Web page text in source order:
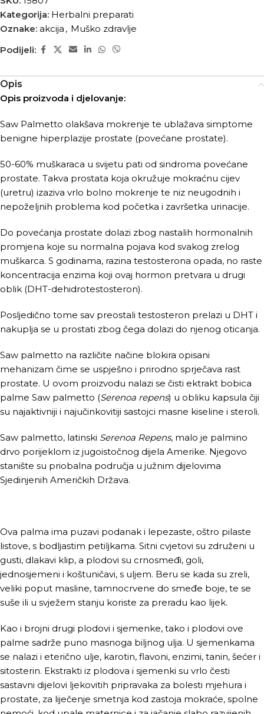
Kategorija: Herbalni preparati
Oznake: akcija , Muško zdravlje
Podijeli:
Opis
Opis proizvoda i djelovanje:
Saw Palmetto olakšava mokrenje te ublažava simptome
benigne hiperplazije prostate (povećane prostate).
50-60% muškaraca u svijetu pati od sindroma povećane
prostate. Takva prostata koja okružuje mokraćnu cijev
(uretru) izaziva vrlo bolno mokrenje te niz neugodnih i
nepoželjnih problema kod početka i završetka urinacije.
Do povećanja prostate dolazi zbog nastalih hormonalnih
promjena koje su normalna pojava kod svakog zrelog
muškarca. S godinama, razina testosterona opada, no raste
koncentracija enzima koji ovaj hormon pretvara u drugi
oblik (DHT-dehidrotestosteron).
Posljedično tome sav preostali testosteron prelazi u DHT i
nakuplja se u prostati zbog čega dolazi do njenog oticanja.
Saw palmetto na različite načine blokira opisani
mehanizam čime se uspješno i prirodno sprječava rast
prostate. U ovom proizvodu nalazi se čisti ektrakt bobica
palme Saw palmetto (Serenoa repens) u obliku kapsula čiji
su najaktivniji i najučinkovitiji sastojci masne kiseline i steroli.
Saw palmetto, latinski Serenoa Repens, malo je palmino
drvo porijeklom iz jugoistočnog dijela Amerike. Njegovo
stanište su priobalna područja u južnim dijelovima
Sjedinjenih Američkih Država.
Ova palma ima puzavi podanak i lepezaste, oštro pilaste
listove, s bodljastim petiljkama. Sitni cvjetovi su združeni u
gusti, dlakavi klip, a plodovi su crnosmeđi, goli,
jednosjemeni i koštuničavi, s uljem. Beru se kada su zreli,
veliki poput masline, tamnocrvene do smeđe boje, te se
suše ili u svježem stanju koriste za preradu kao lijek.
Kao i brojni drugi plodovi i sjemenke, tako i plodovi ove
palme sadrže puno masnoga biljnog ulja. U sjemenkama
se nalazi i eterično ulje, karotin, flavoni, enzimi, tanin, šećer i
sitosterin. Ekstrakti iz plodova i sjemenki su vrlo česti
sastavni dijelovi ljekovitih pripravaka za bolesti mjehura i
prostate, za liječenje smetnja kod zastoja mokraće, spolne